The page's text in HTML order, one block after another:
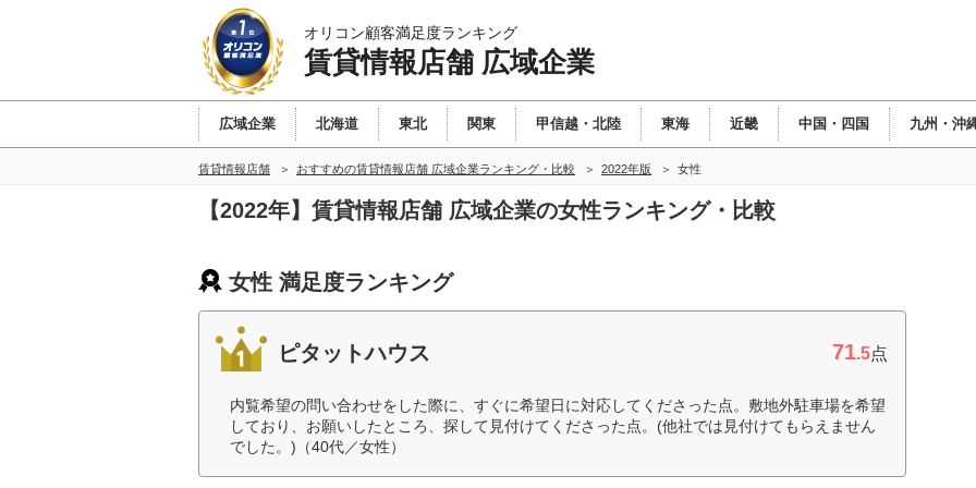
オリコン顧客満足度ランキング
賃貸情報店舗 広域企業
広域企業 北海道 東北 関東 甲信越・北陸 東海 近畿 中国・四国 九州・沖
賃貸情報店舗 おすすめの賃貸情報店舗 広域企業ランキング・比較 2022年版 女性
【2022年】賃貸情報店舗 広域企業の女性ランキング・比較
女性 満足度ランキング
ピタットハウス 71.5点
内覧希望の問い合わせをした際に、すぐに希望日に対応してくださった点。敷地外駐車場を希望
しており、お願いしたところ、探して見付けてくださった点。(他社では見付けてもらえません
でした。)（40代／女性）